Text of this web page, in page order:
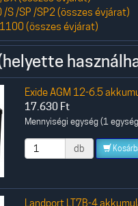
/S /SP /SP2 (összes évjárat)
(összes évjárat)
Exide AGM 12-6.5
17.630 Ft
Mennyiségi egység (1
db
Landport LT7B-4